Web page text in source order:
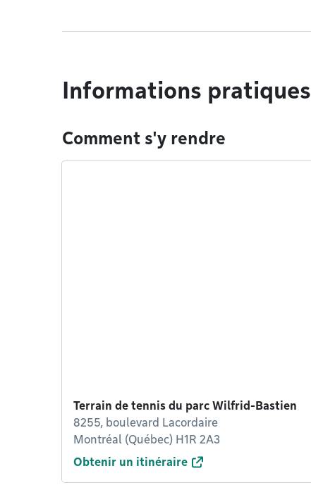
Informations pratiques
Comment s'y rendre
Terrain de tennis du parc Wilfrid-Bastien
8255, boulevard Lacordaire
Montréal (Québec) H1R 2A3
Obtenir un itinéraire